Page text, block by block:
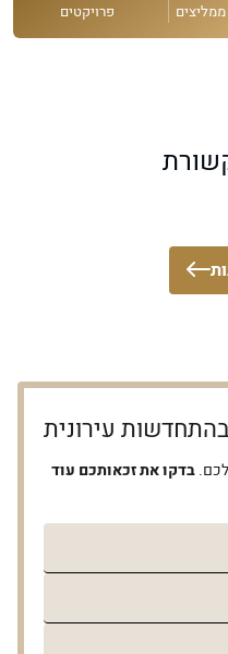
ממליצים פרויקטים
עירונית
בדקו את זכאותכם עוד